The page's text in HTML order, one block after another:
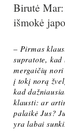
Birutė
išmokė
– Pirmas
supratote, kad
mergaičių
į tokį norą
kad
klausti: ar
palaikė Jus?
yra labai sunki.